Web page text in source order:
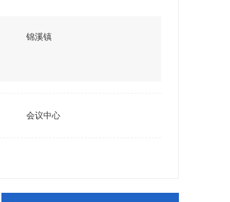
锦溪镇
会议中心